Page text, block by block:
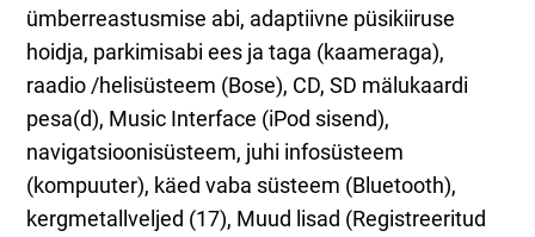
ümberreastusmise abi, adaptiivne püsikiiruse
hoidja, parkimisabi ees ja taga (kaameraga),
raadio /helisüsteem (Bose), CD, SD mälukaardi
pesa(d), Music Interface (iPod sisend),
navigatsioonisüsteem, juhi infosüsteem
(kompuuter), käed vaba süsteem (Bluetooth),
kergmetallveljed (17), Muud lisad (Registreeritud